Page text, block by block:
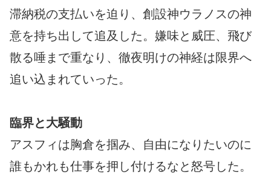
滞納税の支払いを迫り、創設神ウラノスの神
意を持ち出して追及した。嫌味と威圧、飛び
散る唾まで重なり、徹夜明けの神経は限界へ
追い込まれていった。
臨界と大騒動
アスフィは胸倉を掴み、自由になりたいのに
誰もかれも仕事を押し付けるなと怒号した。